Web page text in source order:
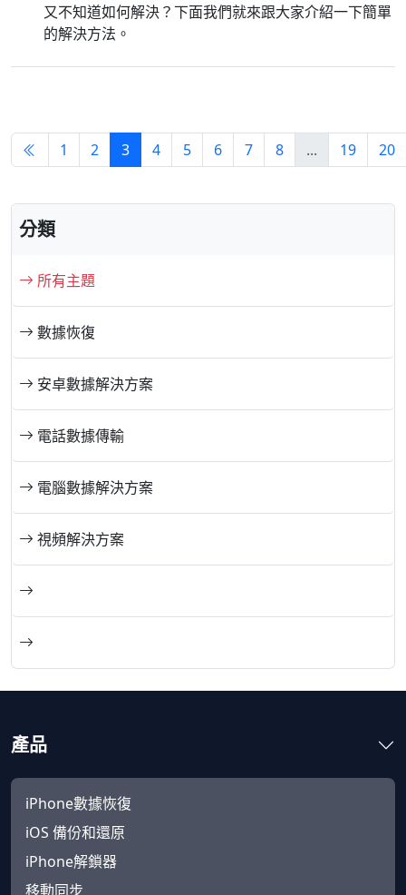
分類
所有主題
數據恢復
安卓數據解決方案
電話數據傳輸
電腦數據解決方案
視頻解決方案
又不知道如何解決？下面我們就來跟大家介紹一下簡單
的解決方法。
1 2 3 4 5 6 7 8 ... 19 20
產品
iPhone數據恢復
iOS 備份和還原
iPhone解鎖器
移動同步
Deutsche Français
Italiano
Bahasa Melayu
ไทย
한국어
Română
Polskie
қазақ